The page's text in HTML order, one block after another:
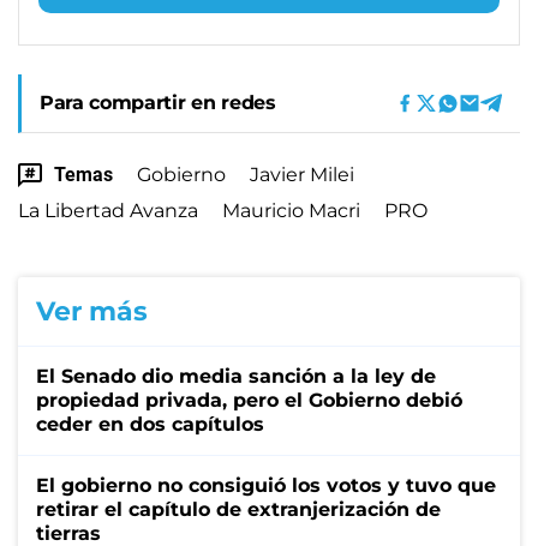
Para compartir en redes
Temas Gobierno
Javier Milei
La Libertad Avanza
Mauricio Macri PRO
Ver más
El Senado dio media sanción a la ley de
propiedad privada, pero el Gobierno debió
ceder en dos capítulos
El gobierno no consiguió los votos y tuvo que
retirar el capítulo de extranjerización de
tierras